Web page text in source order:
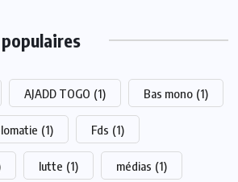
AJADD TOGO (1) Bas mono (1)
(1) Fds (1)
lutte (1) médias (1)